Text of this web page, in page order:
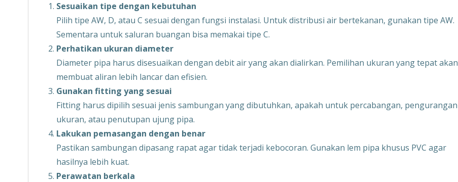
Sesuaikan tipe dengan kebutuhan
Pilih tipe AW, D, atau C sesuai dengan fungsi instalasi. Untuk distribusi air bertekanan, gunakan tipe AW.
Sementara untuk saluran buangan bisa memakai tipe C.
Perhatikan ukuran diameter
Diameter pipa harus disesuaikan dengan debit air yang akan dialirkan. Pemilihan ukuran yang tepat akan
membuat aliran lebih lancar dan efisien.
Gunakan fitting yang sesuai
Fitting harus dipilih sesuai jenis sambungan yang dibutuhkan, apakah untuk percabangan, pengurangan
ukuran, atau penutupan ujung pipa.
Lakukan pemasangan dengan benar
Pastikan sambungan dipasang rapat agar tidak terjadi kebocoran. Gunakan lem pipa khusus PVC agar
hasilnya lebih kuat.
Perawatan berkala